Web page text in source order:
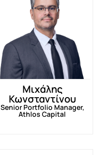
Μιχάλης
Κωνσταντίνου
Senior Portfolio Manager,
Athlos Capital